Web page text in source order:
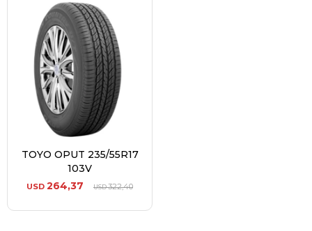
TOYO OPUT 235/55R17
103V
USD 264,37 USD322,40